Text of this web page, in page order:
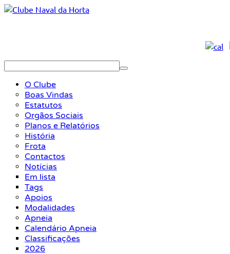
O Clube
Boas Vindas
Estatutos
Orgãos Sociais
Planos e Relatórios
História
Frota
Contactos
Notícias
Em lista
Tags
Apoios
Modalidades
Apneia
Calendário Apneia
Classificações
2026